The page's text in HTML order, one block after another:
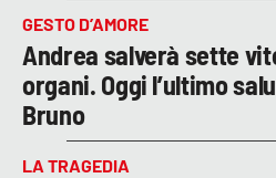
GESTO D’AMORE
Andrea salverà sette
organi. Oggi l’ultimo
Bruno
LA TRAGEDIA